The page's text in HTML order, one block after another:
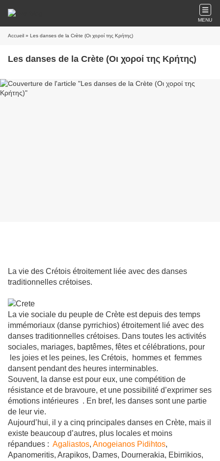
MENU
Accueil » Les danses de la Crète (Οι χοροί της Κρήτης)
Les danses de la Crète (Οι χοροί της Κρήτης)
La vie des Crétois étroitement liée avec des danses
traditionnelles crétoises.
La vie sociale du peuple de Crète est depuis des temps
immémoriaux (danse pyrrichios) étroitement lié avec des
danses traditionnelles crétoises. Dans toutes les activités
sociales, mariages, baptêmes, fêtes et célébrations, pour
les joies et les peines, les Crétois,
hommes et femmes
dansent pendant des heures interminables.
Souvent, la danse est pour eux, une compétition de
résistance et de bravoure, et une possibilité d’exprimer ses
émotions intérieures . En bref, les danses sont une partie
de leur vie.
Aujourd’hui, il y a cinq principales danses en Crète, mais il
existe beaucoup d’autres, plus locales et moins
répandues : Agaliastos, Anogeianos Pidihtos,
Apanomeritis, Arapikos, Dames, Dournerakia, Ebirrikios,